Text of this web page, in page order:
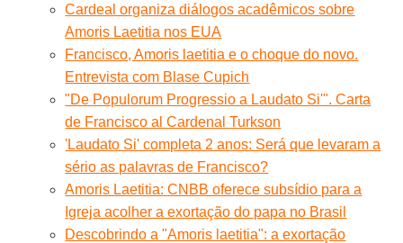
Cardeal organiza diálogos acadêmicos sobre
Amoris Laetitia nos EUA
Francisco, Amoris laetitia e o choque do novo.
Entrevista com Blase Cupich
"De Populorum Progressio a Laudato Si'". Carta
de Francisco al Cardenal Turkson
'Laudato Si' completa 2 anos: Será que levaram a
sério as palavras de Francisco?
Amoris Laetitia: CNBB oferece subsídio para a
Igreja acolher a exortação do papa no Brasil
Descobrindo a "Amoris laetitia": a exortação